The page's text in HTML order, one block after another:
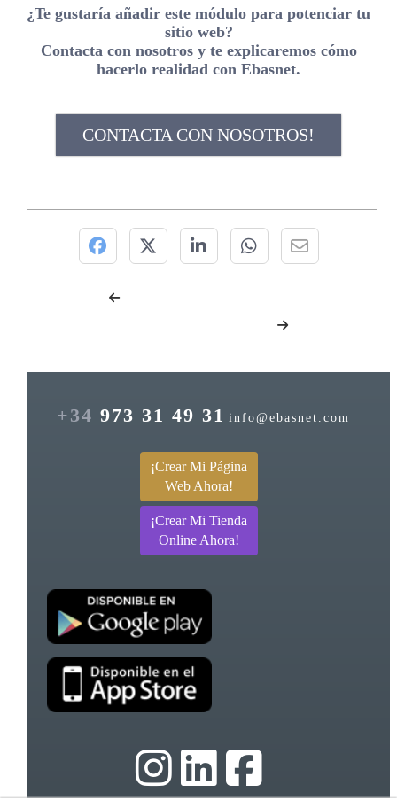
¿Te gustaría añadir este módulo para potenciar tu
sitio web?
Contacta con nosotros y te explicaremos cómo
hacerlo realidad con Ebasnet.
CONTACTA CON NOSOTROS!
+34 973 31 49 31 info@ebasnet.com
¡Crear Mi Página
Web Ahora!
¡Crear Mi Tienda
Online Ahora!